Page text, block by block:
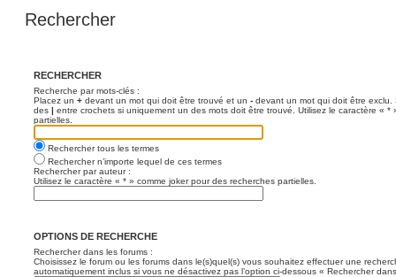
Rechercher
RECHERCHER
Recherche par mots-clés :
Placez un + devant un mot qui doit être trouvé et un - devant un mot qui doit être
des | entre crochets si uniquement un des mots doit être trouvé. Utilisez le caractère « *
partielles.
Rechercher tous les termes
Rechercher n’importe lequel de ces termes
Rechercher par auteur :
Utilisez le caractère « * » comme joker pour des recherches partielles.
OPTIONS DE RECHERCHE
Rechercher dans les forums :
Choisissez le forum ou les forums dans le(s)quel(s) vous souhaitez effectuer une
automatiquement inclus si vous ne désactivez pas l’option ci-dessous « Rechercher